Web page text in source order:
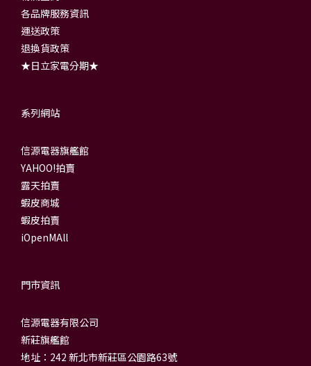
各品牌服務資訊
運送政策
退換貨政策
★日立家電分期★
系列網站
信源電器旗艦館
YAHOO!拍賣
露天拍賣
蝦皮商城
蝦皮拍賣
iOpenMAll
門市資訊
信源電器有限公司
新莊旗艦館
地址：242 新北市新莊區公園路63號